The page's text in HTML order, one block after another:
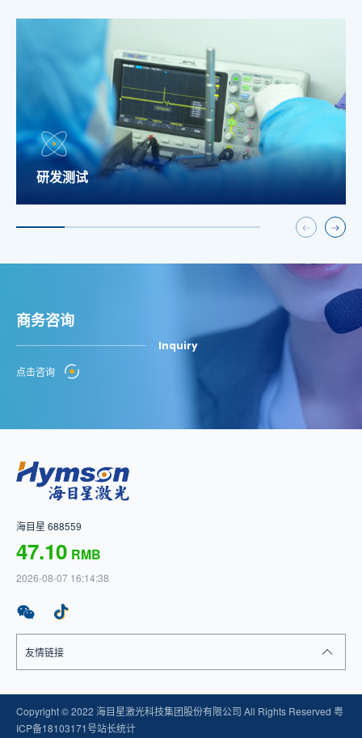
研发测试
商务咨询
Inquiry
点击咨询
海目星 688559
47.10 RMB
2026-08-07 16:14:38
友情链接
Copyright © 2022 海目星激光科技集团股份有限公司 All Rights Reserved 粤
ICP备18103171号站长统计